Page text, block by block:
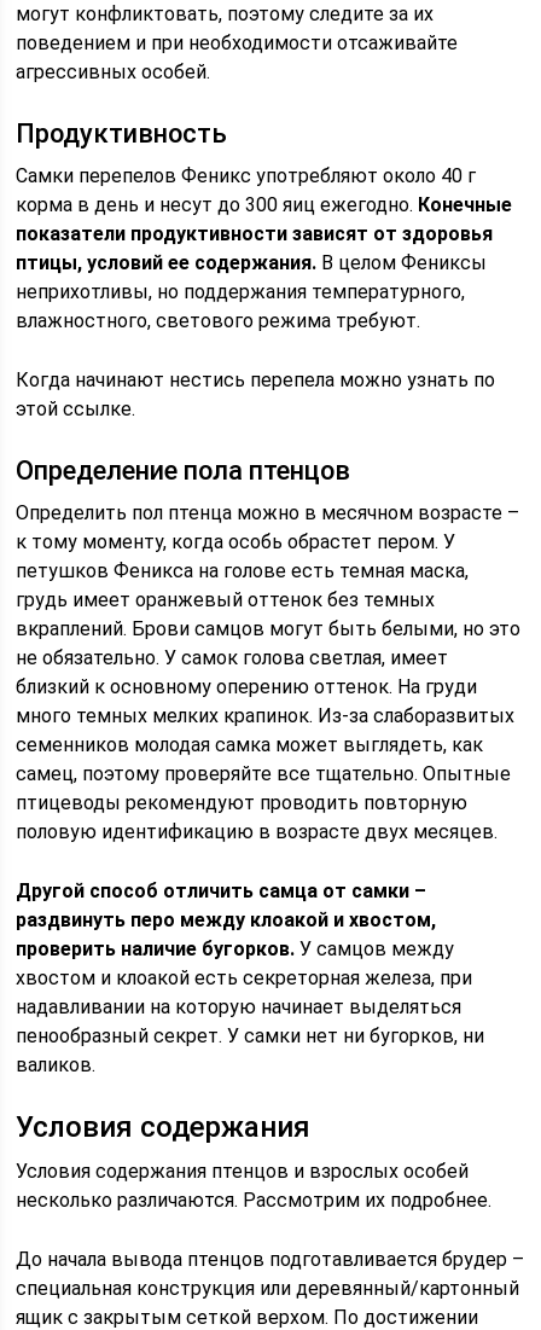
могут конфликтовать, поэтому следите за их
поведением и при необходимости отсаживайте
агрессивных особей.
Продуктивность
Самки перепелов Феникс употребляют около 40 г
корма в день и несут до 300 яиц ежегодно. Конечные
показатели продуктивности зависят от здоровья
птицы, условий ее содержания. В целом Фениксы
неприхотливы, но поддержания температурного,
влажностного, светового режима требуют.
Когда начинают нестись перепела можно узнать по
этой ссылке.
Определение пола птенцов
Определить пол птенца можно в месячном возрасте –
к тому моменту, когда особь обрастет пером. У
петушков Феникса на голове есть темная маска,
грудь имеет оранжевый оттенок без темных
вкраплений. Брови самцов могут быть белыми, но это
не обязательно. У самок голова светлая, имеет
близкий к основному оперению оттенок. На груди
много темных мелких крапинок. Из-за слаборазвитых
семенников молодая самка может выглядеть, как
самец, поэтому проверяйте все тщательно. Опытные
птицеводы рекомендуют проводить повторную
половую идентификацию в возрасте двух месяцев.
Другой способ отличить самца от самки –
раздвинуть перо между клоакой и хвостом,
проверить наличие бугорков. У самцов между
хвостом и клоакой есть секреторная железа, при
надавливании на которую начинает выделяться
пенообразный секрет. У самки нет ни бугорков, ни
валиков.
Условия содержания
Условия содержания птенцов и взрослых особей
несколько различаются. Рассмотрим их подробнее.
До начала вывода птенцов подготавливается брудер –
специальная конструкция или деревянный/картонный
ящик с закрытым сеткой верхом. По достижении